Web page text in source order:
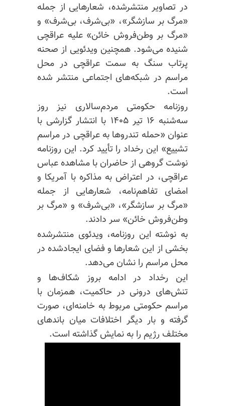
در تصاویر منتشرشده، شعارهایی از جمله
«مرگ بر سازشگر»، «بی‌شرف، بی‌شرف» و
«مرگ بر وطن‌فروش خائن» علیه عراقچی
شنیده می‌شود. همچنین ویدئویی از صحنه
پرتاب سنگ به سمت عراقچی در محل
مراسم در شبکه‌های اجتماعی منتشر شده
است.
روزنامه حکومتی مردم‌سالاری نیز روز
سه‌شنبه ۱۶ تیر ۱۴۰۵ با انتشار گزارشی با
عنوان «حمله تندروها به عراقچی در مراسم
تشییع» این رخداد را تأیید کرد. این روزنامه
نوشت گروهی از حاضران با مشاهده عباس
عراقچی، در اعتراض به مذاکره با آمریکا و
امضای تفاهم‌نامه، شعارهایی از جمله
«مرگ بر سازشگر»، «بی‌شرف» و «مرگ بر
وطن‌فروش خائن» سر دادند.
به نوشته این روزنامه، ویدئوی منتشرشده
بخشی از این شعارها و فضای ایجادشده در
محل مراسم را نشان می‌دهد.
این رخداد در ادامه بروز شکاف‌ها و
تنش‌های درونی در حاکمیت، همزمان با
مراسم حکومتی مربوط به خامنه‌ای، صورت
گرفته و بار دیگر اختلافات میان باندهای
مختلف رژیم را به نمایش گذاشته است.